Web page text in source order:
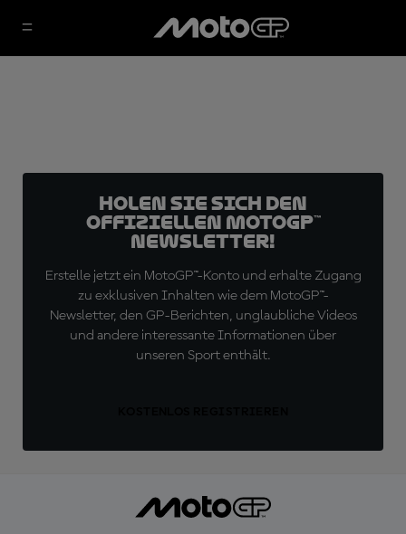
Holen Sie sich den
offiziellen MotoGP™
Newsletter!
Erstelle jetzt ein MotoGP™-Konto und erhalte Zugang
zu exklusiven Inhalten wie dem MotoGP™-
Newsletter, den GP-Berichten, unglaubliche Videos
und andere interessante Informationen über
unseren Sport enthält.